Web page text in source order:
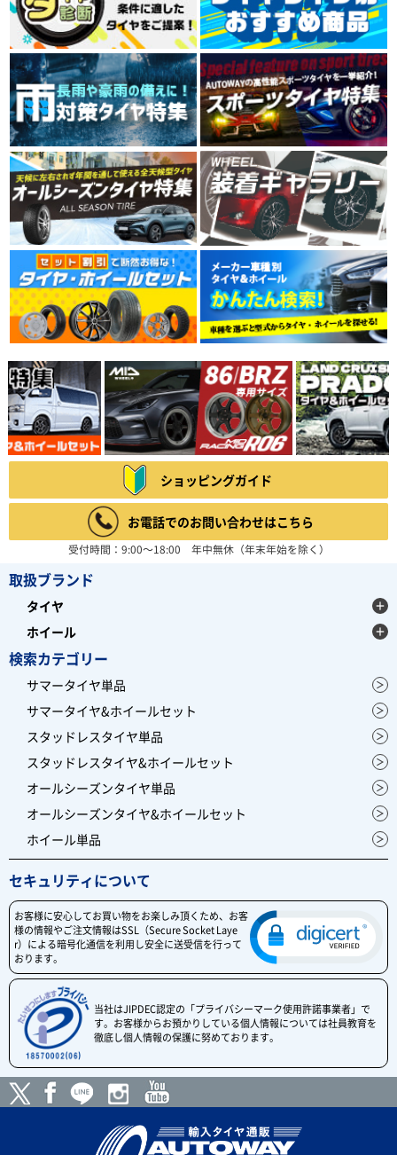
ショッピングガイド
お電話でのお問い合わせはこちら
受付時間：9:00～18:00 年中無休（年末年始を除く）
取扱ブランド
タイヤ
ホイール
検索カテゴリー
サマータイヤ単品
サマータイヤ&ホイールセット
スタッドレスタイヤ単品
スタッドレスタイヤ&ホイールセット
オールシーズンタイヤ単品
オールシーズンタイヤ&ホイールセット
ホイール単品
セキュリティについて
お客様に安心してお買い物をお楽しみ頂くため、お客
様の情報やご注文情報はSSL（Secure Socket Laye
r）による暗号化通信を利用し安全に送受信を行って
おります。
当社はJIPDEC認定の「プライバシーマーク使用許諾事業者」で
す。お客様からお預かりしている個人情報については社員教育を
徹底し個人情報の保護に努めております。